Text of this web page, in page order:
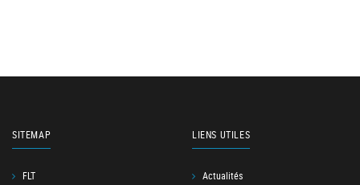
SITEMAP
FLT
LIENS UTILES
Actualités